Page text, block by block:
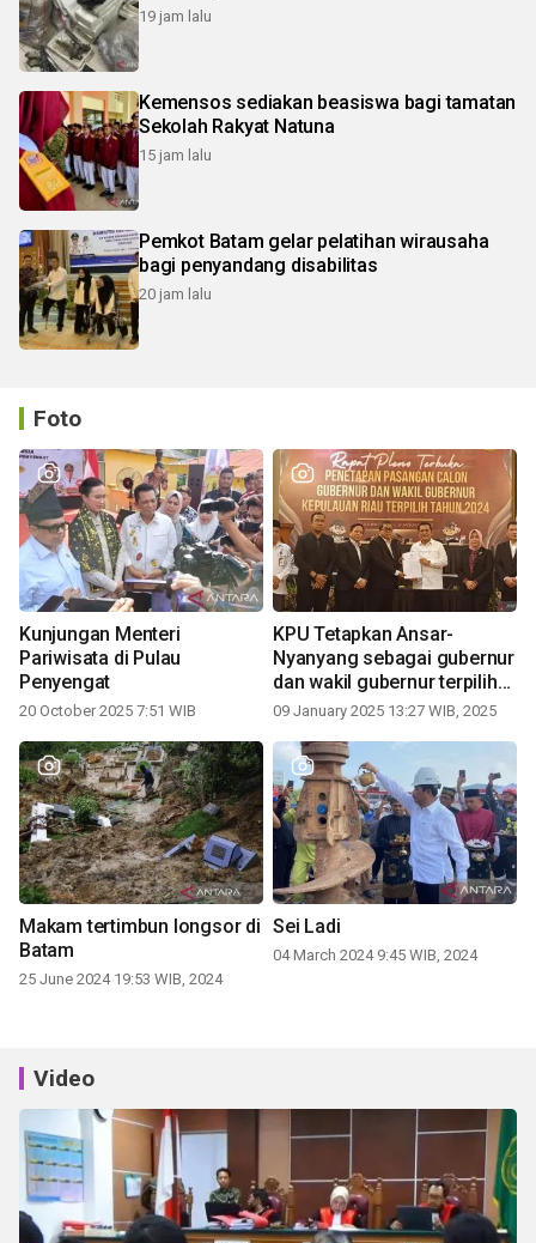
19 jam lalu
Kemensos sediakan beasiswa bagi tamatan
Sekolah Rakyat Natuna
15 jam lalu
Pemkot Batam gelar pelatihan wirausaha
bagi penyandang disabilitas
20 jam lalu
Foto
Kunjungan Menteri
Pariwisata di Pulau
Penyengat
20 October 2025 7:51 WIB
KPU Tetapkan Ansar-
Nyanyang sebagai gubernur
dan wakil gubernur terpilih
periode 2025-2030
09 January 2025 13:27 WIB, 2025
Makam tertimbun longsor di
Batam
25 June 2024 19:53 WIB, 2024
Sei Ladi
04 March 2024 9:45 WIB, 2024
Video